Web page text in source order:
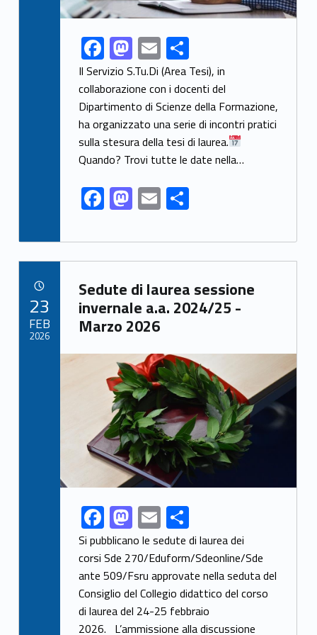
Link identifier share facebook archive #share-link-archive-46448F
ac
e
b
o
o
k
M
as
to
d
o
n
E
m
ai
l
S
h
ar
e
Il Servizio S.Tu.Di (Area Tesi), in
collaborazione con i docenti del
Dipartimento di Scienze della Formazione,
ha organizzato una serie di incontri pratici
sulla stesura della tesi di laurea.
Quando? Trovi tutte le date nella…
F
ac
e
b
o
o
k
M
as
to
d
o
n
E
m
ai
l
S
h
ar
e
Link identifier archive #link-archive-80532
Sedute di laurea sessione
invernale a.a. 2024/25 -
Marzo 2026
Link identifier archive #link-archive-thumb-soap-16656
Link identifier share facebook archive #share-link-archive-23585F
ac
e
b
o
M
as
to
d
o
E
m
ai
l
S
h
ar
e
Si pubblicano le sedute di laurea dei
corsi Sde 270/Eduform/Sdeonline/Sde
ante 509/Fsru approvate nella seduta del
Consiglio del Collegio didattico del corso
di laurea del 24-25 febbraio
2026. L’ammissione alla discussione
23
FEB
2026